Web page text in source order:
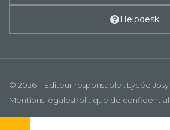
Helpdesk
© 2026 – Éditeur responsable : Lycée
Mentions légalesPolitique de